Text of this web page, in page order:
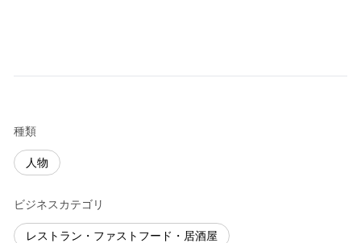
種類
人物
ビジネスカテゴリ
レストラン・ファストフード・居酒屋